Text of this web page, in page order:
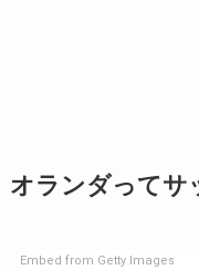
オランダってサ
Embed from Getty Images